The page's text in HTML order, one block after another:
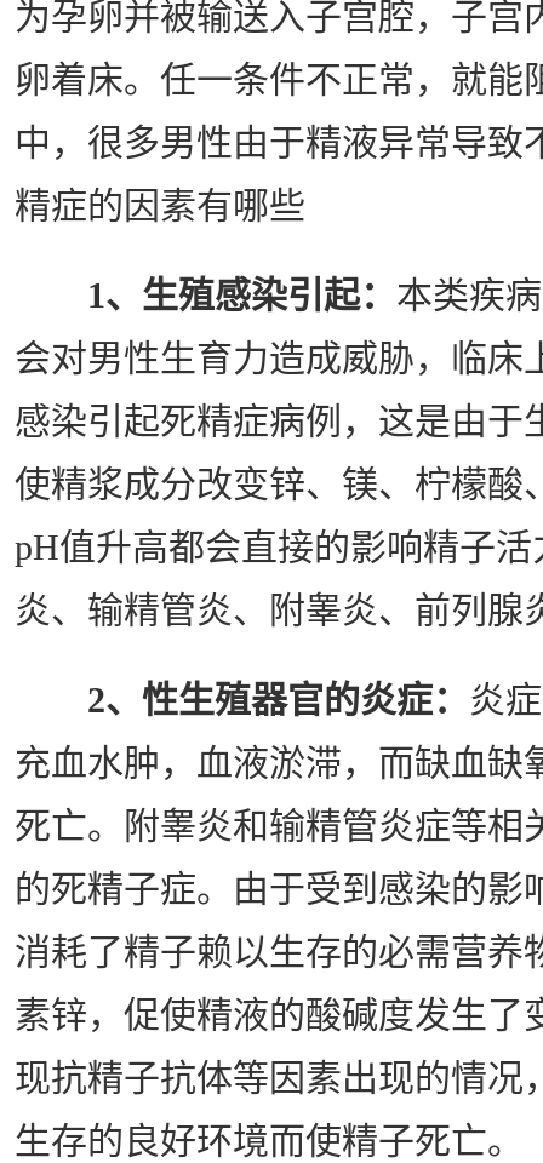
为孕卵并被输送入子宫腔，子宫
卵着床。任一条件不正常，就能
中，很多男性由于精液异常导致
精症的因素有哪些
1、生殖感染引起： 本类疾
会对男性生育力造成威胁，临床
感染引起死精症病例，这是由于
使精浆成分改变锌、镁、柠檬酸
pH值升高都会直接的影响精子
炎、输精管炎、附睾炎、前列腺
2、性生殖器官的炎症： 炎
充血水肿，血液淤滞，而缺血缺
死亡。附睾炎和输精管炎症等相
的死精子症。由于受到感染的影
消耗了精子赖以生存的必需营养
素锌，促使精液的酸碱度发生了
现抗精子抗体等因素出现的情况
生存的良好环境而使精子死亡。